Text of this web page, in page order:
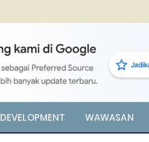
DEVELOPMENT WAWASAN